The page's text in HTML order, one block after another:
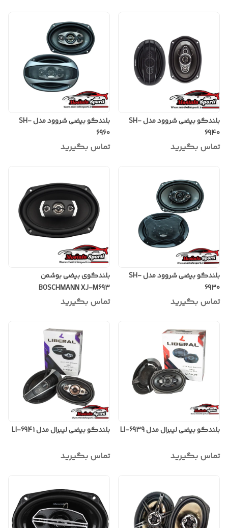
بلندگو بیضی شروود مدل SH-
6940
تماس بگیرید
بلندگو بیضی شروود مدل SH-
6960
تماس بگیرید
بلندگو بیضی شروود مدل SH-
6930
تماس بگیرید
بلندگوی بیضی بوشمن
BOSCHMANN XJ-M693
تماس بگیرید
بلندگو بیضی لیبرال مدل LI-6939
تماس بگیرید
بلندگو بیضی لیبرال مدل LI-6941
تماس بگیرید